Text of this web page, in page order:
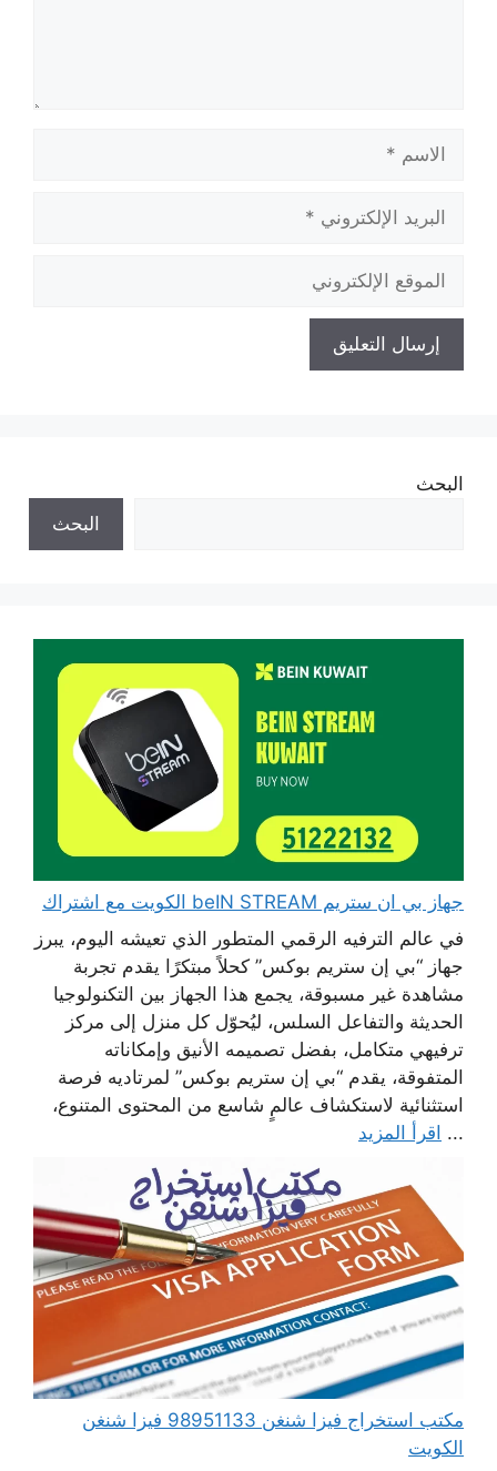
الإلكتروني
الإلكتروني
البحث
البحث
جهاز بي ان ستريم beIN STREAM الكويت مع اشتراك
في عالم الترفيه الرقمي المتطور الذي تعيشه اليوم، يبرز
جهاز “بي إن ستريم بوكس” كحلاً مبتكرًا يقدم تجربة
مشاهدة غير مسبوقة، يجمع هذا الجهاز بين التكنولوجيا
الحديثة والتفاعل السلس، ليُحوّل كل منزل إلى مركز
ترفيهي متكامل، بفضل تصميمه الأنيق وإمكاناته
المتفوقة، يقدم “بي إن ستريم بوكس” لمرتاديه فرصة
استثنائية لاستكشاف عالمٍ شاسع من المحتوى المتنوع،
... اقرأ المزيد
مكتب استخراج فيزا شنغن 98951133 فيزا شنغن
الكويت